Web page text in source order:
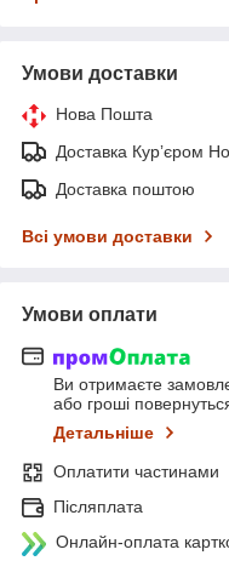
Умови доставки
Нова Пошта
Доставка Курʼєром
Доставка поштою
Всі умови доставки
Умови оплати
Ви отримаєте
або гроші
Детальніше
Оплатити частинами
Післяплата
Онлайн-оплата